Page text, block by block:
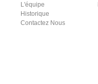
L'équipe
Historique
Contactez Nous